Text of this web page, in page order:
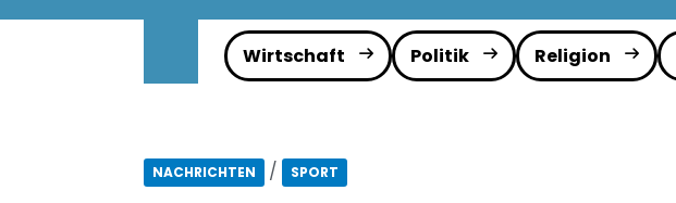
Wirtschaft Politik Religion
NACHRICHTEN / SPORT